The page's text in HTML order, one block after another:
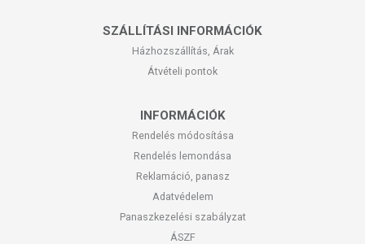
SZÁLLÍTÁSI INFORMÁCIÓK
Házhozszállítás, Árak
Átvételi pontok
INFORMÁCIÓK
Rendelés módosítása
Rendelés lemondása
Reklamáció, panasz
Adatvédelem
Panaszkezelési szabályzat
ÁSZF